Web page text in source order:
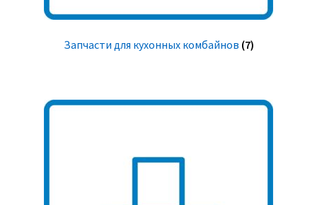
Запчасти для кухонных комбайнов (7)